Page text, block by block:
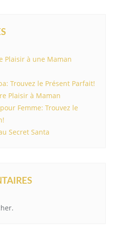
Plaisir à une Maman
Trouvez le Présent Parfait!
Plaisir à Maman
Femme: Trouvez le
Secret Santa